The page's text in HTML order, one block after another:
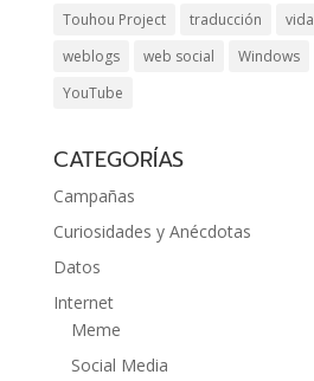
Touhou Project
traducción vida
weblogs
web social Windows
YouTube
CATEGORÍAS
Campañas
Curiosidades y Anécdotas
Datos
Internet
Meme
Social Media